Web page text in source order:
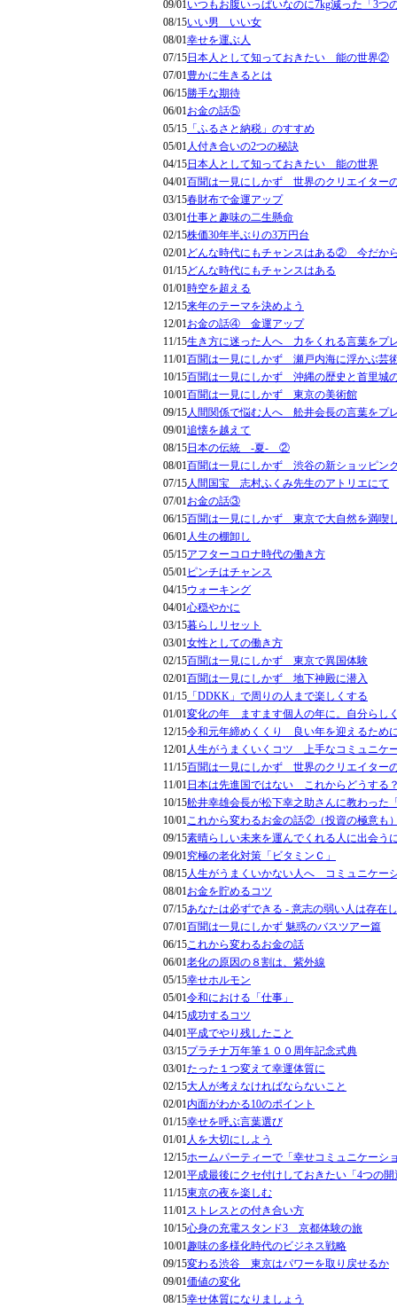
09/01いつもお腹いっぱいなのに7kg減った「3つ
08/15いい男 いい女
08/01幸せを運ぶ人
07/15日本人として知っておきたい 能の世界②
07/01豊かに生きるとは
06/15勝手な期待
06/01お金の話⑤
05/15 「ふるさと納税」のすすめ
05/01人付き合いの2つの秘訣
04/15日本人として知っておきたい 能の世界
04/01百聞は一見にしかず 世界のクリエイター
03/15春財布で金運アップ
03/01仕事と趣味の二生懸命
02/15株価30年半ぶりの3万円台
02/01どんな時代にもチャンスはある② 今だか
01/15どんな時代にもチャンスはある
01/01時空を超える
12/15来年のテーマを決めよう
12/01お金の話④ 金運アップ
11/15生き方に迷った人へ 力をくれる言葉をプ
11/01百聞は一見にしかず 瀬戸内海に浮かぶ芸
10/15百聞は一見にしかず 沖縄の歴史と首里城
10/01百聞は一見にしかず 東京の美術館
09/15人間関係で悩む人へ 舩井会長の言葉をプ
09/01追懐を越えて
08/15日本の伝統 -夏- ②
08/01百聞は一見にしかず 渋谷の新ショッピン
07/15人間国宝 志村ふくみ先生のアトリエにて
07/01お金の話③
06/15百聞は一見にしかず 東京で大自然を満喫
06/01人生の棚卸し
05/15アフターコロナ時代の働き方
05/01ピンチはチャンス
04/15ウォーキング
04/01心穏やかに
03/15暮らしリセット
03/01女性としての働き方
02/15百聞は一見にしかず 東京で異国体験
02/01百聞は一見にしかず 地下神殿に潜入
01/15 「DDKK」で周りの人まで楽しくする
01/01変化の年 ますます個人の年に。自分らし
12/15令和元年締めくくり 良い年を迎えるため
12/01人生がうまくいくコツ 上手なコミュニケ
11/15百聞は一見にしかず 世界のクリエイター
11/01日本は先進国ではない これからどうする
10/15舩井幸雄会長が松下幸之助さんに教わった
10/01これから変わるお金の話②（投資の極意も
09/15素晴らしい未来を運んでくれる人に出会う
09/01究極の老化対策「ビタミンＣ」
08/15人生がうまくいかない人へ コミュニケー
08/01お金を貯めるコツ
07/15あなたは必ずできる - 意志の弱い人は存在
07/01百聞は一見にしかず 魅惑のバスツアー篇
06/15これから変わるお金の話
06/01老化の原因の８割は、紫外線
05/15幸せホルモン
05/01令和における「仕事」
04/15成功するコツ
04/01平成でやり残したこと
03/15プラチナ万年筆１００周年記念式典
03/01たった１つ変えて幸運体質に
02/15大人が考えなければならないこと
02/01内面がわかる10のポイント
01/15幸せを呼ぶ言葉選び
01/01人を大切にしよう
12/15ホームパーティーで「幸せコミュニケーシ
12/01平成最後にクセ付けしておきたい「4つの
11/15東京の夜を楽しむ
11/01ストレスとの付き合い方
10/15心身の充電スタンド3 京都体験の旅
10/01趣味の多様化時代のビジネス戦略
09/15変わる渋谷 東京はパワーを取り戻せるか
09/01価値の変化
08/15幸せ体質になりましょう